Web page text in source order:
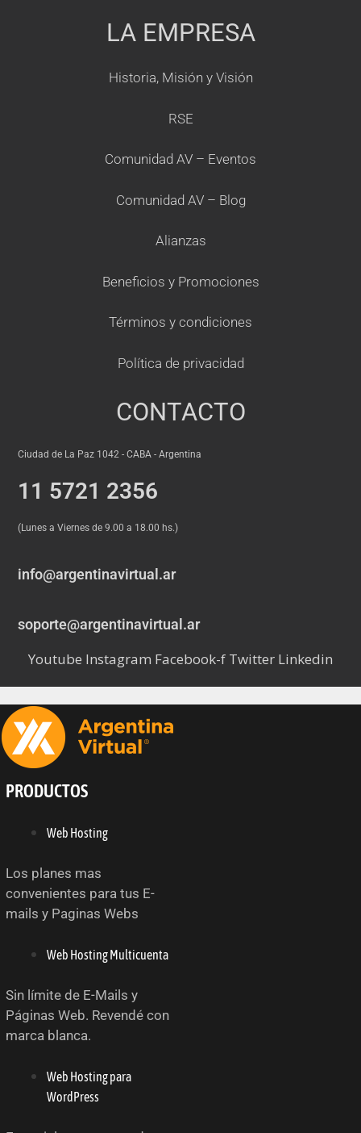
LA EMPRESA
Historia, Misión y Visión
RSE
Comunidad AV – Eventos
Comunidad AV – Blog
Alianzas
Beneficios y Promociones
Términos y condiciones
Política de privacidad
CONTACTO
Ciudad de La Paz 1042 - CABA - Argentina
11 5721 2356
(Lunes a Viernes de 9.00 a 18.00 hs.)
info@argentinavirtual.ar
soporte@argentinavirtual.ar
Youtube Instagram Facebook-f Twitter Linkedin
PRODUCTOS
Web Hosting
Los planes mas
convenientes para tus E-
mails y Paginas Webs
Web Hosting Multicuenta
Sin límite de E-Mails y
Páginas Web. Revendé con
marca blanca.
Web Hosting para
WordPress